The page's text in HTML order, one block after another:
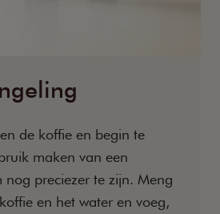
de koffie en begin te
maken van een
nog preciezer te zijn. Meng
en het water en voeg,